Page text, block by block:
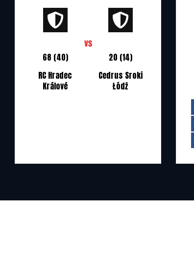
68 (40)
RC Hradec
Králové
20 (14)
Cedrus Sroki
Łódź